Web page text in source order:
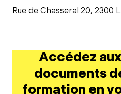
Rue de Chasseral 20, 2300
Accédez aux
documents
formation en